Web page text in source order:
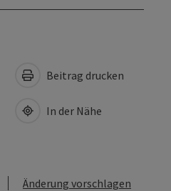
Beitrag drucken
In der Nähe
Änderung vorschlagen